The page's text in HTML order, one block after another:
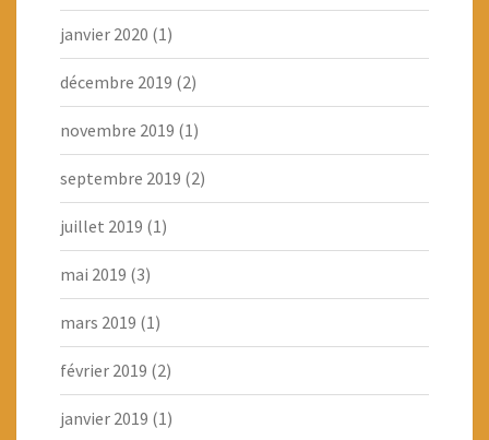
janvier 2020 (1)
décembre 2019 (2)
novembre 2019 (1)
septembre 2019 (2)
juillet 2019 (1)
mai 2019 (3)
mars 2019 (1)
février 2019 (2)
janvier 2019 (1)